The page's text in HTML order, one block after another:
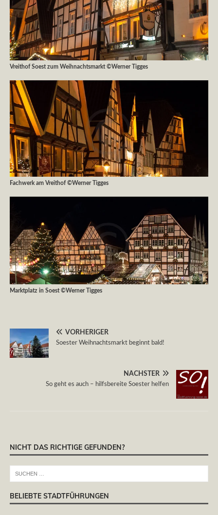
Vreithof Soest zum Weihnachtsmarkt ©Werner Tigges
Fachwerk am Vreithof ©Werner Tigges
Marktplatz in Soest ©Werner Tigges
VORHERIGER
Soester Weihnachtsmarkt beginnt bald!
NÄCHSTER
So geht es auch – hilfsbereite Soester helfen
NICHT DAS RICHTIGE GEFUNDEN?
BELIEBTE STADTFÜHRUNGEN